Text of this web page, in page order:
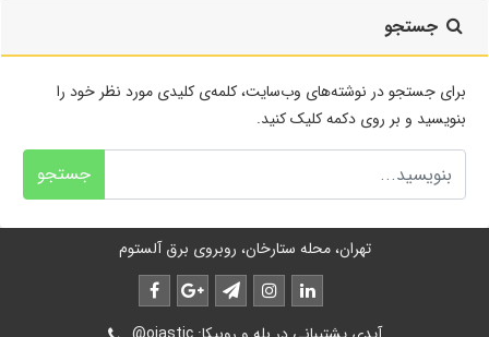
جستجو
برای جستجو در نوشته‌های وب‌سایت، کلمه‌ی کلیدی مورد نظر خود را
بنویسید و بر روی دکمه کلیک کنید.
جستجو
تهران، محله ستارخان، روبروی برق آلستوم